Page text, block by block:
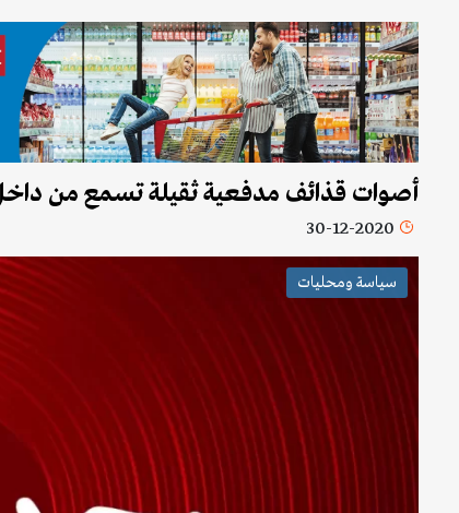
أصوات قذائف مدفعية ثقيلة تسمع من داخل
30-12-2020
سياسة ومحليات